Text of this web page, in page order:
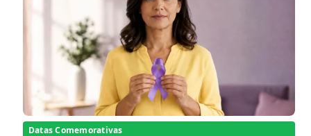
Datas Comemorativas